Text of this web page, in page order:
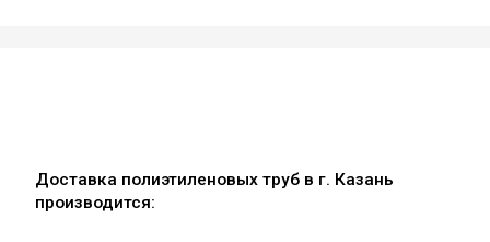
Доставка полиэтиленовых труб в г. Казань
производится: